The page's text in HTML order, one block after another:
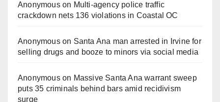
Anonymouson Multi‑agency police traffic
crackdown nets 136 violations in Coastal OC
Anonymouson Santa Ana man arrested in Irvine for
selling drugs and booze to minors via social media
Anonymouson Massive Santa Ana warrant sweep
puts 35 criminals behind bars amid recidivism
surge